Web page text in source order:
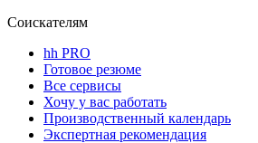
Соискателям
hh PRO
Готовое резюме
Все сервисы
Хочу у вас работать
Производственный календарь
Экспертная рекомендация